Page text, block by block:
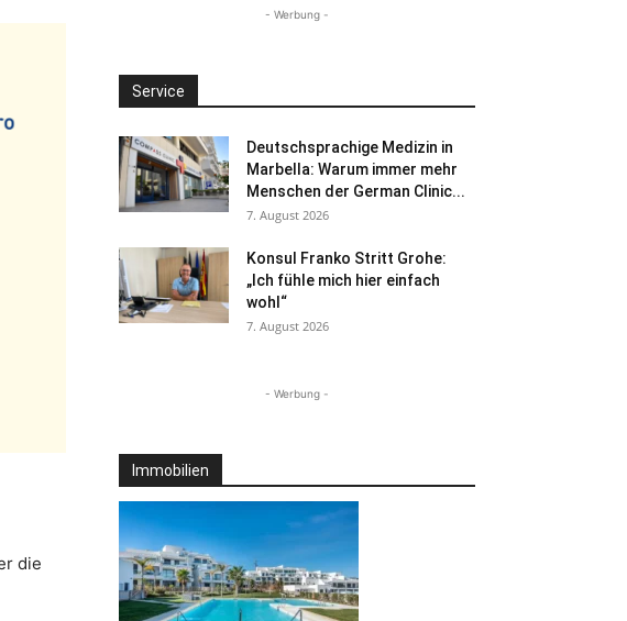
die
- Werbung -
Service
Deutschsprachige Medizin in
Marbella: Warum immer mehr
Menschen der German Clinic...
7. August 2026
Konsul Franko Stritt Grohe:
„Ich fühle mich hier einfach
wohl“
7. August 2026
- Werbung -
Immobilien